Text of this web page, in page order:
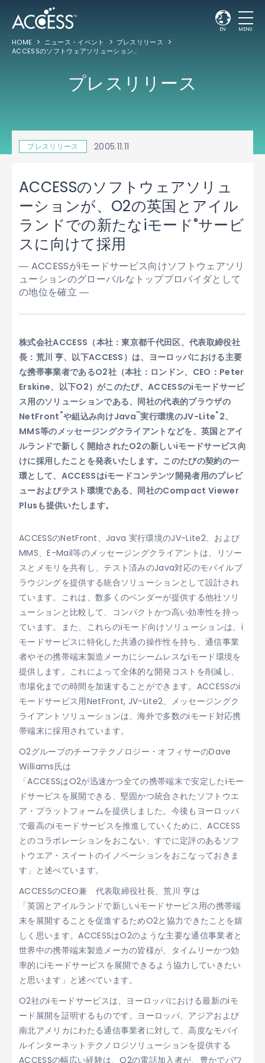
EN MENU
HOME ニュース・イベント
プレスリリース
ACCESSのソフトウェアソリューションが、O2の英国とアイルランドでの新たなiモード
プレスリリース
プレスリリース 2005.11.11
ACCESSのソフトウェアソリュ
ーションが、O2の英国とアイル
ランドでの新たなiモード®サービ
スに向けて採用
― ACCESSがiモードサービス向けソフトウェアソリ
ューションのグローバルなトッププロバイダとして
の地位を確立 ―
株式会社ACCESS（本社：東京都千代田区、代表取締役社
長：荒川 亨、以下ACCESS）は、ヨーロッパにおける主要
な携帯事業者であるO2社（本社：ロンドン、CEO：Peter
Erskine、以下O2）がこのたび、ACCESSのiモードサービ
ス用のソリューションである、同社の代表的ブラウザの
NetFront ®や組込み向けJava™実行環境のJV-Lite® 2、
MMS等のメッセージングクライアントなどを、英国とアイ
ルランドで新しく開始されたO2の新しいiモードサービス向
けに採用したことを発表いたします。このたびの契約の一
環として、ACCESSはiモードコンテンツ開発者用のプレビ
ューおよびテスト環境である、同社のCompact Viewer
Plusも提供いたします。
ACCESSのNetFront、Java 実行環境のJV-Lite2、および
MMS、E-Mail等のメッセージングクライアントは、リソー
スとメモリを共有し、テスト済みのJava対応のモバイルブ
ラウジングを提供する統合ソリューションとして設計され
ています。これは、数多くのベンダーが提供する他社ソリ
ューションと比較して、コンパクトかつ高い効率性を持っ
ています。また、これらのiモード向けソリューションは、i
モードサービスに特化した共通の操作性を持ち、通信事業
者やその携帯端末製造メーカにシームレスなiモード環境を
提供します。これによって全体的な開発コストを削減し、
市場化までの時間を加速することができます。ACCESSのi
モードサービス用NetFront, JV-Lite2、メッセージングク
ライアントソリューションは、海外で多数のiモード対応携
帯端末に採用されています。
O2グループのチーフテクノロジー・オフィサーのDave
Williams氏は
「ACCESSはO2が迅速かつ全ての携帯端末で安定したiモー
ドサービスを展開できる、堅固かつ統合されたソフトウエ
ア・プラットフォームを提供しました。今後もヨーロッパ
で最高のiモードサービスを推進していくために、ACCESS
とのコラボレーションをおこない、すでに定評のあるソフ
トウエア・スイートのイノベーションをおこなっておきま
す」と述べています。
ACCESSのCEO兼 代表取締役社長、荒川 亨は
「英国とアイルランドで新しいiモードサービス用の携帯端
末を展開することを促進するためO2と協力できたことを嬉
しく思います。ACCESSはO2のような主要な通信事業者と
世界中の携帯端末製造メーカの皆様が、タイムリーかつ効
率的にiモードサービスを展開できるよう協力していきたい
と思います」と述べています。
O2社のiモードサービスは、ヨーロッパにおける最新のiモ
ード展開を証明するものです。ヨーロッパ、アジアおよび
南北アメリカにわたる通信事業者に対して、高度なモバイ
ルインターネットテクノロジソリューションを提供する
ACCESSの幅広い経験は、O2の電話加入者が、豊かでパワ